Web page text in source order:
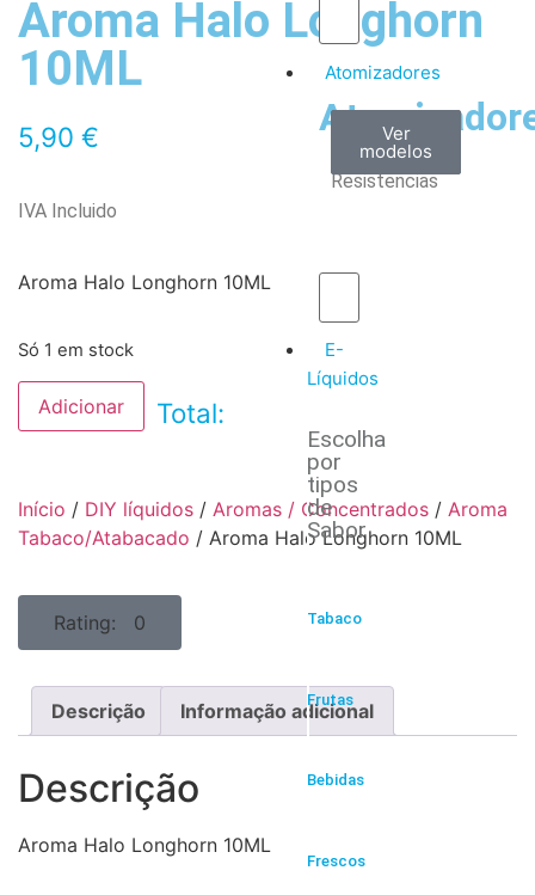
Atomizadores
Claromizadores
Ver
modelos
Reconstruíveis
Ver
modelos
Resistencias
Ver
modelos
E-
Líquidos
Escolha
por
tipos
de
Sabor
Tabaco
Frutas
Bebidas
Frescos
Aroma Halo Longhorn
10ML
5,90 €
IVA Incluido
Aroma Halo Longhorn 10ML
Só 1 em stock
Adicionar Total:
Início / DIY líquidos / Aromas / Concentrados / Aroma
Tabaco/Atabacado / Aroma Halo Longhorn 10ML
Rating: 0
Descrição Informação adicional
Descrição
Aroma Halo Longhorn 10ML